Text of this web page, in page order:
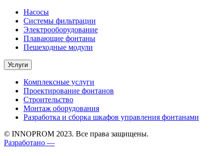
Насосы
Системы фильтрации
Электрооборудование
Плавающие фонтаны
Пешеходные модули
Услуги
Комплексные услуги
Проектирование фонтанов
Строительство
Монтаж оборудования
Разработка и сборка шкафов управления фонтанами
© INNOPROM 2023. Все права защищены.
Разработано —